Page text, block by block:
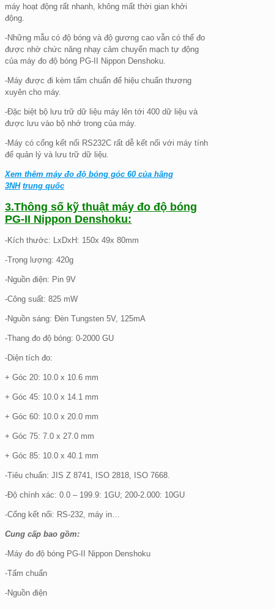
máy hoạt động rất nhanh, không mất thời gian khởi
động.
-Những mẫu có độ bóng và độ gương cao vẫn có thể đo
được nhờ chức năng nhạy cảm chuyển mạch tự động
của máy đo độ bóng PG-II Nippon Denshoku.
-Máy được đi kèm tấm chuẩn để hiệu chuẩn thương
xuyên cho máy.
-Đặc biệt bộ lưu trữ dữ liệu máy lên tới 400 dữ liệu và
được lưu vào bộ nhớ trong của máy.
-Máy có cổng kết nối RS232C rất dễ kết nối với máy tính
để quản lý và lưu trữ dữ liệu.
Xem thêm máy đo độ bóng góc 60 của hãng
3NH trung quốc
3.Thông số kỹ thuật máy đo độ bóng
PG-II Nippon Denshoku:
-Kích thước: LxDxH: 150x 49x 80mm
-Trọng lượng: 420g
-Nguồn điện: Pin 9V
-Công suất: 825 mW
-Nguồn sáng: Đèn Tungsten 5V, 125mA
-Thang đo độ bóng: 0-2000 GU
-Diện tích đo:
+ Góc 20: 10.0 x 10.6 mm
+ Góc 45: 10.0 x 14.1 mm
+ Góc 60: 10.0 x 20.0 mm
+ Góc 75: 7.0 x 27.0 mm
+ Góc 85: 10.0 x 40.1 mm
-Tiêu chuẩn: JIS Z 8741, ISO 2818, ISO 7668.
-Độ chính xác: 0.0 – 199.9: 1GU; 200-2.000: 10GU
-Cổng kết nối: RS-232, máy in…
Cung cấp bao gồm:
-Máy đo độ bóng PG-II Nippon Denshoku
-Tấm chuẩn
-Nguồn điện